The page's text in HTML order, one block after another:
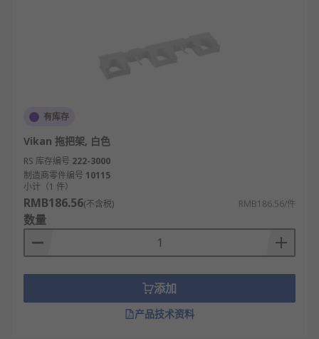
有库存
Vikan 拖把架, 白色
RS 库存编号 222-3000
制造商零件编号 10115
小计（1 件）
RMB186.56(不含税) RMB186.56/件
数量
添加
产品技术资料